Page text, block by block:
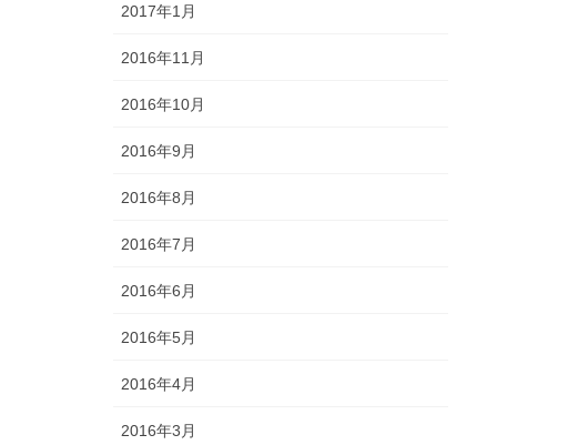
2017年1月
2016年11月
2016年10月
2016年9月
2016年8月
2016年7月
2016年6月
2016年5月
2016年4月
2016年3月